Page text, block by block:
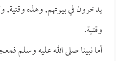
يدخرون في بيوتهم, وهذه
وقتية.
أما نبينا صلى الله عليه وسلم